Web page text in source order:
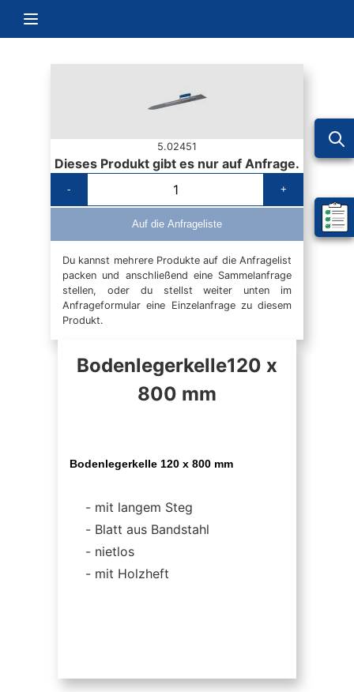
Navigation umschalten
Mein
5.02451
Dieses Produkt gibt es nur auf Anfrage.
- +
Auf die Anfrageliste
Du kannst mehrere Produkte auf die Anfragelist
packen und anschließend eine Sammelanfrage
stellen, oder du stellst weiter unten im
Anfrageformular eine Einzelanfrage zu diesem
Produkt.
Bodenlegerkelle120 x
800 mm
Bodenlegerkelle 120 x 800 mm
mit langem Steg
Blatt aus Bandstahl
nietlos
mit Holzheft